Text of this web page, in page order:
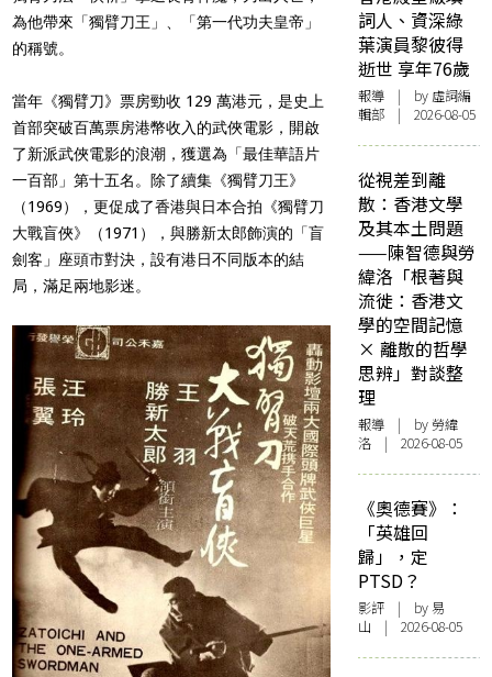
為他帶來「獨臂刀王」、「第一代功夫皇帝」
的稱號。
當年《獨臂刀》票房勁收 129 萬港元，是史上
首部突破百萬票房港幣收入的武俠電影，開啟
了新派武俠電影的浪潮，獲選為「最佳華語片
一百部」第十五名。除了續集《獨臂刀王》
（1969），更促成了香港與日本合拍《獨臂刀
大戰盲俠》（1971），與勝新太郎飾演的「盲
劍客」座頭市對決，設有港日不同版本的結
局，滿足兩地影迷。
詞人、資深綠
葉演員黎彼得
逝世 享年76歲
報導 | by 虛詞編
輯部 | 2026-08-05
從視差到離
散：香港文學
及其本土問題
——陳智德與勞
緯洛「根著與
流徙：香港文
學的空間記憶
× 離散的哲學
思辨」對談整
理
報導 | by 勞緯
洛 | 2026-08-05
《奧德賽》：
「英雄回
歸」，定
PTSD？
影評 | by 易
山 | 2026-08-05